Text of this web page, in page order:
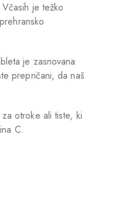
je težko
je zasnovana
prepričani, da naš
otroke ali tiste, ki
C.